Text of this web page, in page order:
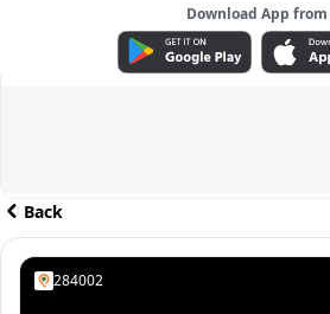
Download App from
ADVERTISEMENT
Back
284002